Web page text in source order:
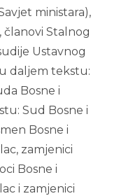
ministara),
članovi Stalnog
Ustavnog
daljem tekstu:
Bosne i
Sud Bosne i
Bosne i
zamjenici
Bosne i
i zamjenici